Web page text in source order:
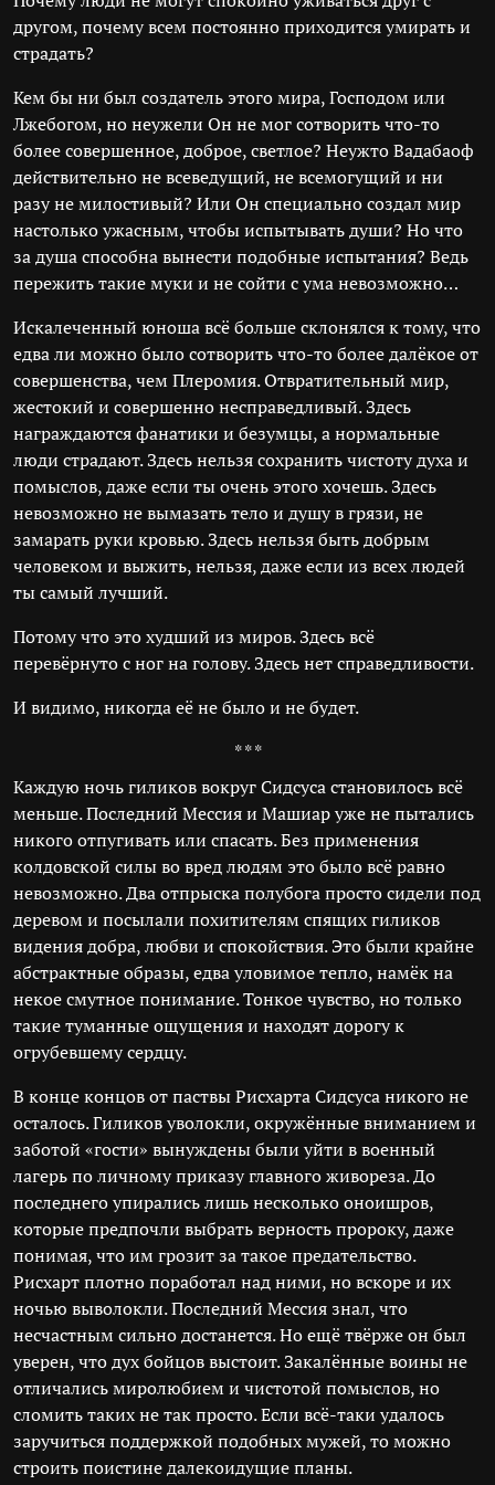
другом, почему всем постоянно приходится умирать и
страдать?
Кем бы ни был создатель этого мира, Господом или
Лжебогом, но неужели Он не мог сотворить что-то
более совершенное, доброе, светлое? Неужто Вадабаоф
действительно не всеведущий, не всемогущий и ни
разу не милостивый? Или Он специально создал мир
настолько ужасным, чтобы испытывать души? Но что
за душа способна вынести подобные испытания? Ведь
пережить такие муки и не сойти с ума невозможно…
Искалеченный юноша всё больше склонялся к тому, что
едва ли можно было сотворить что-то более далёкое от
совершенства, чем Плеромия. Отвратительный мир,
жестокий и совершенно несправедливый. Здесь
награждаются фанатики и безумцы, а нормальные
люди страдают. Здесь нельзя сохранить чистоту духа и
помыслов, даже если ты очень этого хочешь. Здесь
невозможно не вымазать тело и душу в грязи, не
замарать руки кровью. Здесь нельзя быть добрым
человеком и выжить, нельзя, даже если из всех людей
ты самый лучший.
Потому что это худший из миров. Здесь всё
перевёрнуто с ног на голову. Здесь нет справедливости.
И видимо, никогда её не было и не будет.
* * *
Каждую ночь гиликов вокруг Сидсуса становилось всё
меньше. Последний Мессия и Машиар уже не пытались
никого отпугивать или спасать. Без применения
колдовской силы во вред людям это было всё равно
невозможно. Два отпрыска полубога просто сидели под
деревом и посылали похитителям спящих гиликов
видения добра, любви и спокойствия. Это были крайне
абстрактные образы, едва уловимое тепло, намёк на
некое смутное понимание. Тонкое чувство, но только
такие туманные ощущения и находят дорогу к
огрубевшему сердцу.
В конце концов от паствы Рисхарта Сидсуса никого не
осталось. Гиликов уволокли, окружённые вниманием и
заботой «гости» вынуждены были уйти в военный
лагерь по личному приказу главного живореза. До
последнего упирались лишь несколько оноишров,
которые предпочли выбрать верность пророку, даже
понимая, что им грозит за такое предательство.
Рисхарт плотно поработал над ними, но вскоре и их
ночью выволокли. Последний Мессия знал, что
несчастным сильно достанется. Но ещё твёрже он был
уверен, что дух бойцов выстоит. Закалённые воины не
отличались миролюбием и чистотой помыслов, но
сломить таких не так просто. Если всё-таки удалось
заручиться поддержкой подобных мужей, то можно
строить поистине далекоидущие планы.